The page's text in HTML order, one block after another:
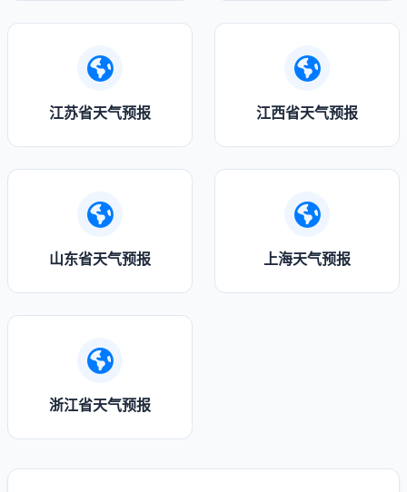
江苏省天气预报 江西省天气预报
山东省天气预报 上海天气预报
浙江省天气预报